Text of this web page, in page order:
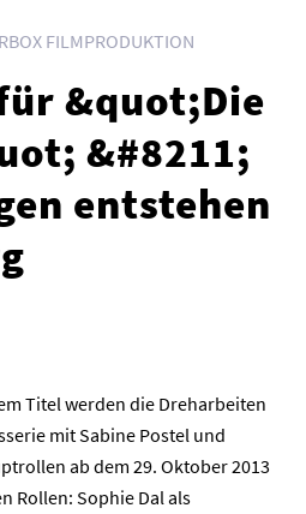
FILMPRODUKTION
&quot;Die
&#8211;
entstehen
Titel werden die Dreharbeiten
mit Sabine Postel und
ab dem 29. Oktober 2013
Rollen: Sophie Dal als